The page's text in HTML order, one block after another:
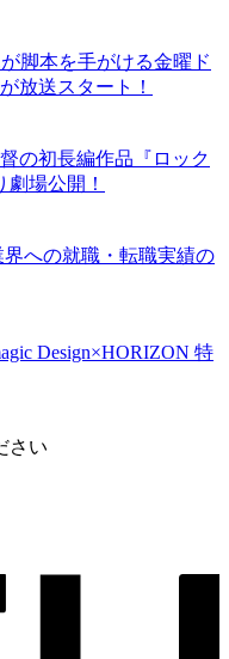
脚本を手がける金曜ド
放送スタート！
の初長編作品『ロック
場公開！
界への就職・転職実績の
Design×HORIZON 特
さい